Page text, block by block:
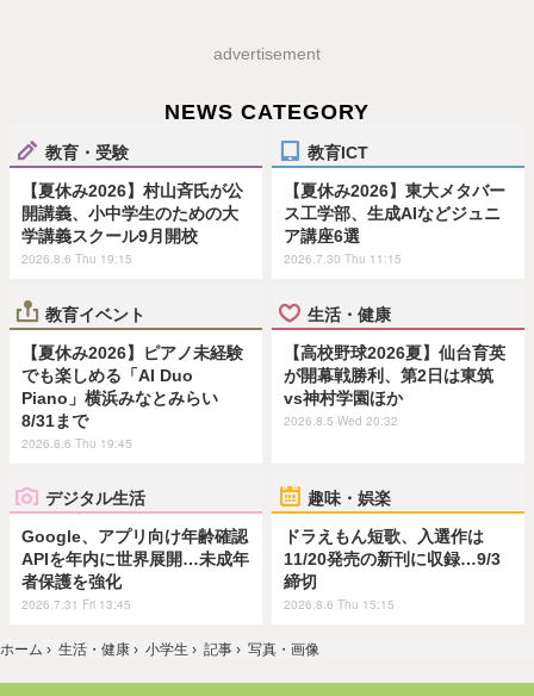
advertisement
NEWS CATEGORY
教育・受験
【夏休み2026】村山斉氏が公
開講義、小中学生のための大
学講義スクール9月開校
2026.8.6 Thu 19:15
教育ICT
【夏休み2026】東大メタバー
ス工学部、生成AIなどジュニ
ア講座6選
2026.7.30 Thu 11:15
教育イベント
【夏休み2026】ピアノ未経験
でも楽しめる「AI Duo
Piano」横浜みなとみらい
8/31まで
2026.8.6 Thu 19:45
生活・健康
【高校野球2026夏】仙台育英
が開幕戦勝利、第2日は東筑
vs神村学園ほか
2026.8.5 Wed 20:32
デジタル生活
Google、アプリ向け年齢確認
APIを年内に世界展開…未成年
者保護を強化
2026.7.31 Fri 13:45
趣味・娯楽
ドラえもん短歌、入選作は
11/20発売の新刊に収録…9/3
締切
2026.8.6 Thu 15:15
ホーム › 生活・健康 › 小学生 › 記事 › 写真・画像